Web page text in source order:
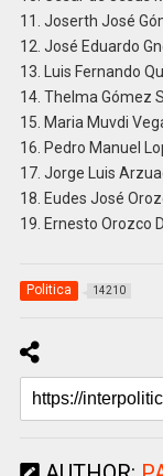
11. Joserth José
12. José Eduardo
13. Luis Fernando
14. Thelma Gómez
15. Maria Muvdi
16. Pedro Manuel
17. Jorge Luis
18. Eudes José
19. Ernesto Orozco
Politica 14210